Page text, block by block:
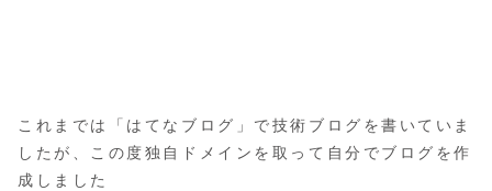
これまでは「はてなブログ」で技術ブログを書いていま
したが、この度独自ドメインを取って自分でブログを作
成しました